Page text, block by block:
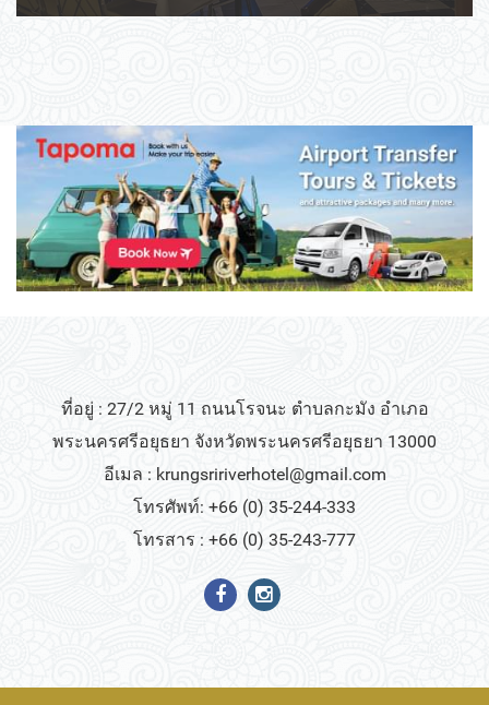
ที่อยู่ : 27/2 หมู่ 11 ถนนโรจนะ ตำบลกะมัง อำเภอ
พระนครศรีอยุธยา จังหวัดพระนครศรีอยุธยา 13000
อีเมล : krungsririverhotel@gmail.com
โทรศัพท์: +66 (0) 35-244-333
โทรสาร : +66 (0) 35-243-777